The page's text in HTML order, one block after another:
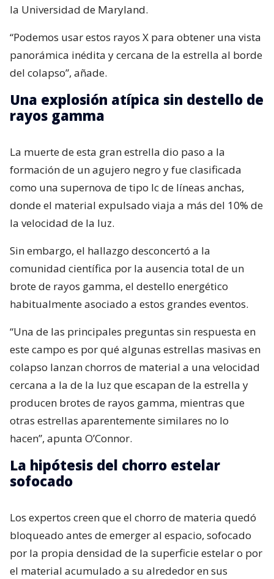
la Universidad de Maryland.
“Podemos usar estos rayos X para obtener una vista
panorámica inédita y cercana de la estrella al borde
del colapso”, añade.
Una explosión atípica sin destello de
rayos gamma
La muerte de esta gran estrella dio paso a la
formación de un agujero negro y fue clasificada
como una supernova de tipo Ic de líneas anchas,
donde el material expulsado viaja a más del 10% de
la velocidad de la luz.
Sin embargo, el hallazgo desconcertó a la
comunidad científica por la ausencia total de un
brote de rayos gamma, el destello energético
habitualmente asociado a estos grandes eventos.
“Una de las principales preguntas sin respuesta en
este campo es por qué algunas estrellas masivas en
colapso lanzan chorros de material a una velocidad
cercana a la de la luz que escapan de la estrella y
producen brotes de rayos gamma, mientras que
otras estrellas aparentemente similares no lo
hacen”, apunta O’Connor.
La hipótesis del chorro estelar
sofocado
Los expertos creen que el chorro de materia quedó
bloqueado antes de emerger al espacio, sofocado
por la propia densidad de la superficie estelar o por
el material acumulado a su alrededor en sus